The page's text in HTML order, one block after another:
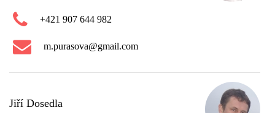
+421 907 644 982
m.purasova@gmail.com
Jiří Dosedla